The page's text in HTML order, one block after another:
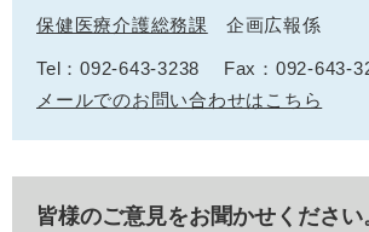
保健医療介護総務課 企画広報係
Tel：092-643-3238
Fax：092-643-
メールでのお問い合わせはこちら
皆様のご意見をお聞かせください